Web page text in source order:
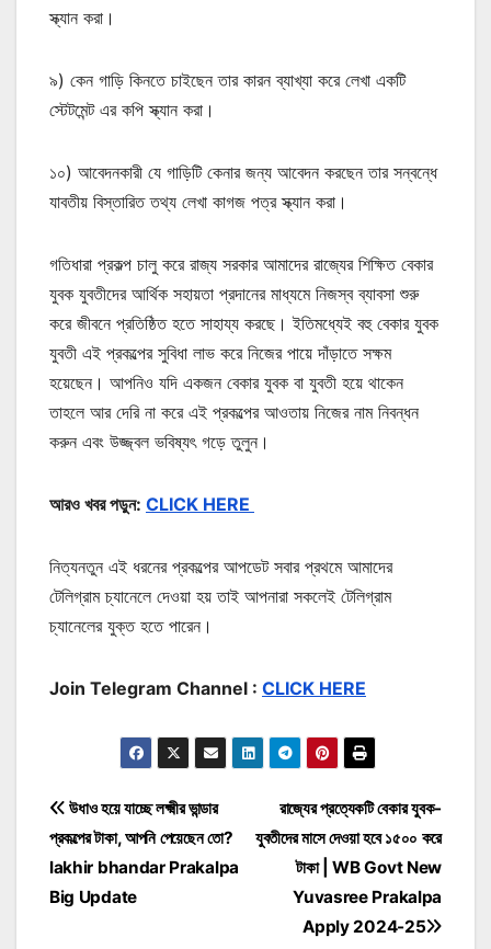
স্ক্যান করা।
৯) কেন গাড়ি কিনতে চাইছেন তার কারন ব্যাখ্যা করে লেখা একটি
স্টেটমেন্ট এর কপি স্ক্যান করা।
১০) আবেদনকারী যে গাড়িটি কেনার জন্য আবেদন করছেন তার সন্বন্ধে
যাবতীয় বিস্তারিত তথ্য লেখা কাগজ পত্র স্ক্যান করা।
গতিধারা প্রকল্প চালু করে রাজ্য সরকার আমাদের রাজ্যের শিক্ষিত বেকার
যুবক যুবতীদের আর্থিক সহায়তা প্রদানের মাধ্যমে নিজস্ব ব্যাবসা শুরু
করে জীবনে প্রতিষ্ঠিত হতে সাহায্য করছে। ইতিমধ্যেই বহু বেকার যুবক
যুবতী এই প্রকল্পের সুবিধা লাভ করে নিজের পায়ে দাঁড়াতে সক্ষম
হয়েছেন। আপনিও যদি একজন বেকার যুবক বা যুবতী হয়ে থাকেন
তাহলে আর দেরি না করে এই প্রকল্পের আওতায় নিজের নাম নিবন্ধন
করুন এবং উজ্জ্বল ভবিষ্যৎ গড়ে তুলুন।
আরও খবর পড়ুন: CLICK HERE
নিত্যনতুন এই ধরনের প্রকল্পের আপডেট সবার প্রথমে আমাদের
টেলিগ্রাম চ্যানেলে দেওয়া হয় তাই আপনারা সকলেই টেলিগ্রাম
চ্যানেলের যুক্ত হতে পারেন।
Join Telegram Channel : CLICK HERE
Post
navigation
রাজ্যের প্রত্যেকটি বেকার যুবক-
যুবতীদের মাসে দেওয়া হবে ১৫০০ করে
টাকা | WB Govt New
Yuvasree Prakalpa
Apply 2024-25
উধাও হয়ে যাচ্ছে লক্ষ্মীর ভান্ডার
প্রকল্পের টাকা, আপনি পেয়েছেন তো?
lakhir bhandar Prakalpa
Big Update